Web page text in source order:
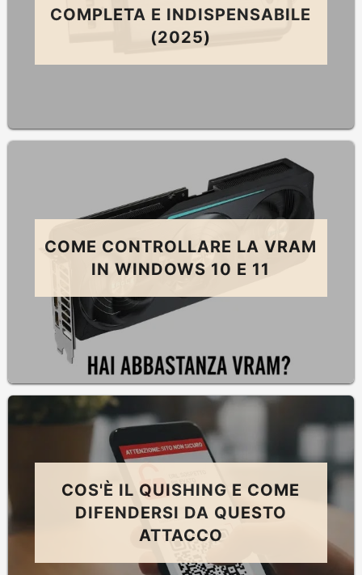
COMPLETA E INDISPENSABILE
(2025)
COME CONTROLLARE LA VRAM
IN WINDOWS 10 E 11
COS'È IL QUISHING E COME
DIFENDERSI DA QUESTO
ATTACCO